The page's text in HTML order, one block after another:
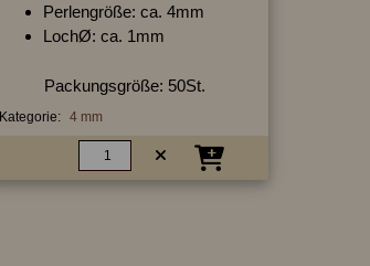
Perlengröße: ca. 4mm
LochØ: ca. 1mm
Packungsgröße: 50St.
Kategorie: 4 mm